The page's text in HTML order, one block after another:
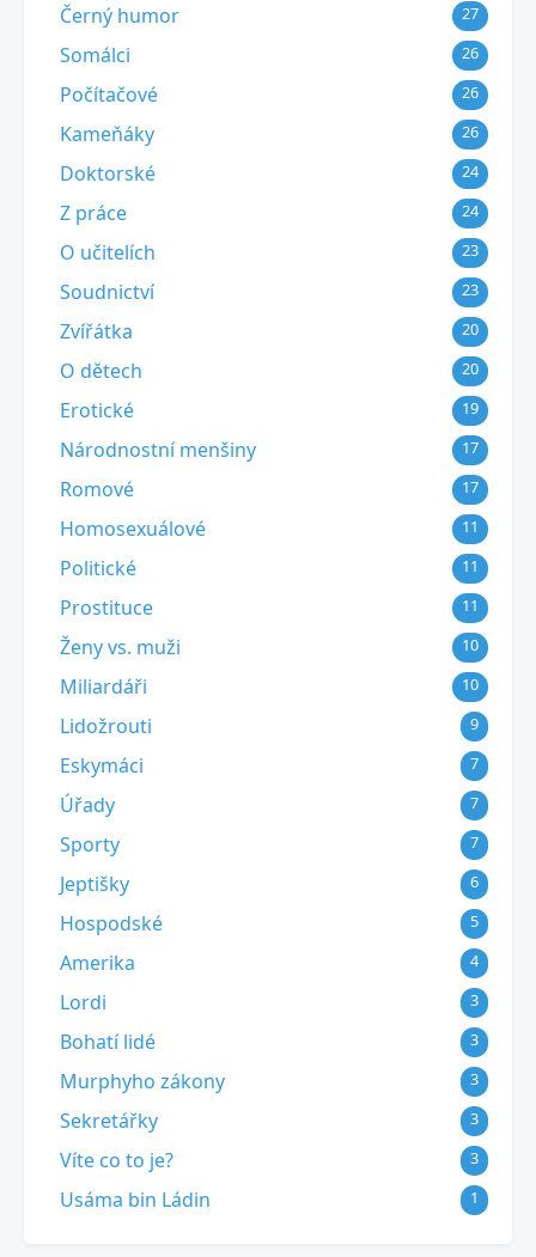
Černý humor 27
Somálci 26
Počítačové 26
Kameňáky 26
Doktorské 24
Z práce 24
O učitelích 23
Soudnictví 23
Zvířátka 20
O dětech 20
Erotické 19
Národnostní menšiny 17
Romové 17
Homosexuálové 11
Politické 11
Prostituce 11
Ženy vs. muži 10
Miliardáři 10
Lidožrouti 9
Eskymáci 7
Úřady 7
Sporty 7
Jeptišky 6
Hospodské 5
Amerika 4
Lordi 3
Bohatí lidé 3
Murphyho zákony 3
Sekretářky 3
Víte co to je? 3
Usáma bin Ládin 1